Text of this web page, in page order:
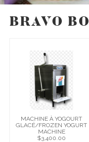
BRAVO
MACHINE À YOGOURT
GLACÉ/FROZEN YOGURT
MACHINE
$3,400.00